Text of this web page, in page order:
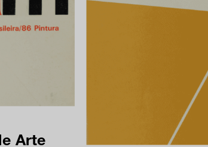
Arte
google arts & culture